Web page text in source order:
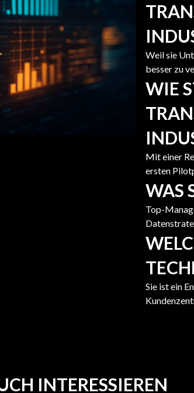
Weil sie
besser zu
WIE
Mit einer
ersten
WAS
Top-
Sie ist ein
INTERESSIEREN